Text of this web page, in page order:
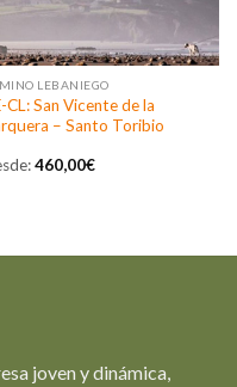
LEBANIEGO
CL: San Vicente de la
– Santo Toribio
460,00€
joven y dinámica,